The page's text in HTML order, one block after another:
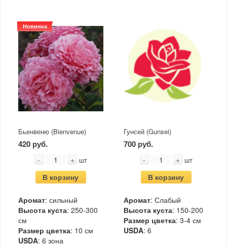
Новинка
Бьенвеню (Bienvenue)
420 руб.
- + шт
В корзину
Аромат: сильный
Высота куста: 250-300
см
Размер цветка: 10 см
USDA: 6 зона
Гунсей (Gunsei)
700 руб.
- + шт
В корзину
Аромат: Слабый
Высота куста: 150-200
Размер цветка: 3-4 см
USDA: 6